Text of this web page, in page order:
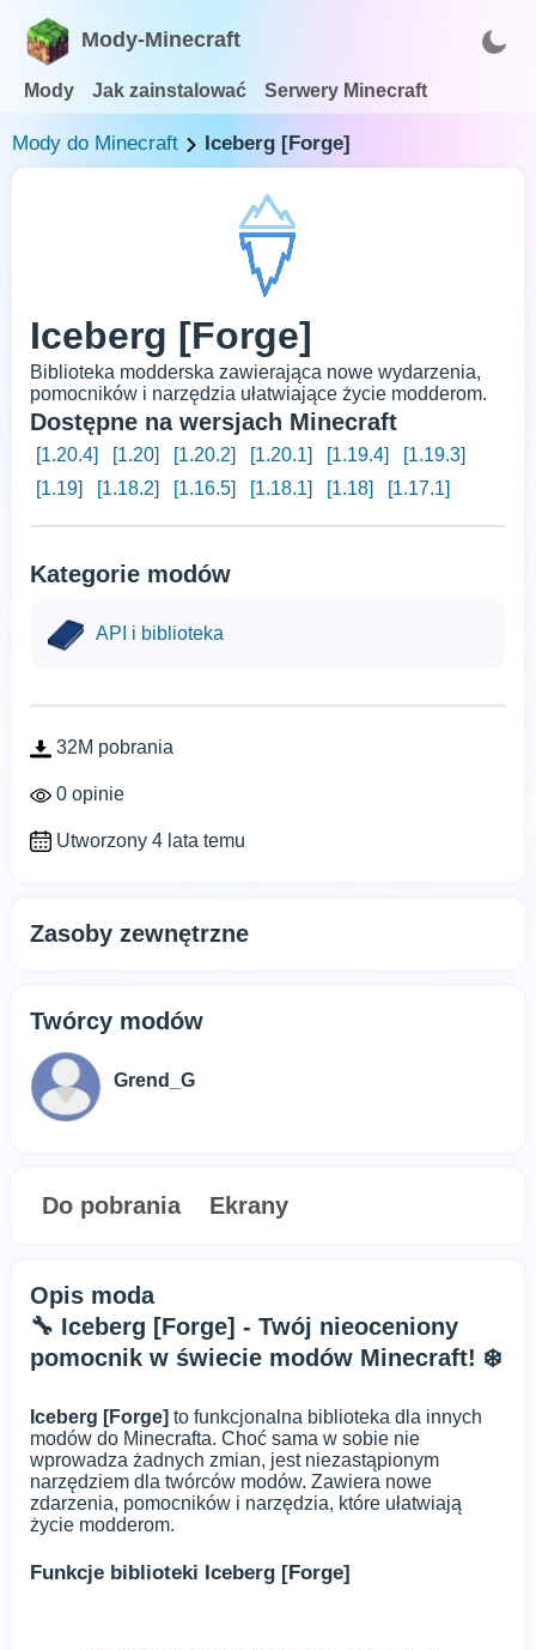
Mody-Minecraft
Mody Jak zainstalować Serwery Minecraft
Mody do Minecraft Iceberg [Forge]
Iceberg [Forge]
Biblioteka modderska zawierająca nowe wydarzenia,
pomocników i narzędzia ułatwiające życie modderom.
Dostępne na wersjach Minecraft
[1.20.4] [1.20] [1.20.2] [1.20.1] [1.19.4]
[1.19.3]
[1.19]
[1.18.2] [1.16.5] [1.18.1] [1.18] [1.17.1]
Kategorie modów
API i biblioteka
32M pobrania
0 opinie
Utworzony 4 lata temu
Zasoby zewnętrzne
Twórcy modów
Grend_G
Do pobrania Ekrany
Opis moda
🔧 Iceberg [Forge] - Twój nieoceniony
pomocnik w świecie modów Minecraft! ❄️
Iceberg [Forge] to funkcjonalna biblioteka dla innych
modów do Minecrafta. Choć sama w sobie nie
wprowadza żadnych zmian, jest niezastąpionym
narzędziem dla twórców modów. Zawiera nowe
zdarzenia, pomocników i narzędzia, które ułatwiają
życie modderom.
Funkcje biblioteki Iceberg [Forge]